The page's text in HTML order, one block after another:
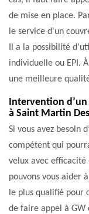
de mise en place.
le service d'un
Il a la possibilité
individuelle ou EPI.
une meilleure
Intervention
à Saint Martin
Si vous avez besoin
compétent qui
velux avec efficacité
pouvons vous aider
le plus qualifié pour
de faire appel à GW